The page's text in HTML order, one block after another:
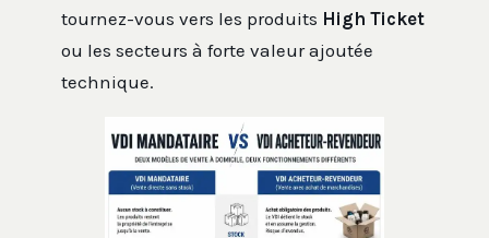
tournez-vous vers les produits High Ticket
ou les secteurs à forte valeur ajoutée
technique.